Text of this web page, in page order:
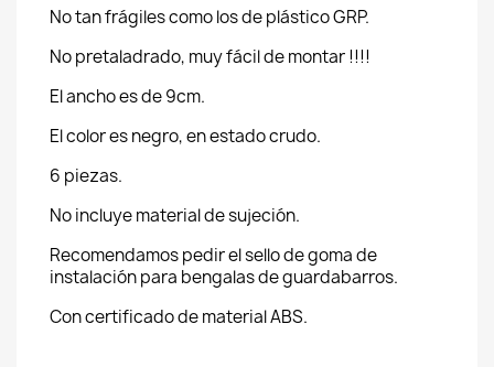
No tan frágiles como los de plástico GRP.
No pretaladrado, muy fácil de montar !!!!
El ancho es de 9cm.
El color es negro, en estado crudo.
6 piezas.
No incluye material de sujeción.
Recomendamos pedir el sello de goma de
instalación para bengalas de guardabarros.
Con certificado de material ABS.